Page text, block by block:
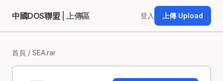
中國DOS聯盟 | 上傳區 登入 上傳 Upload
首頁 / SEA.rar